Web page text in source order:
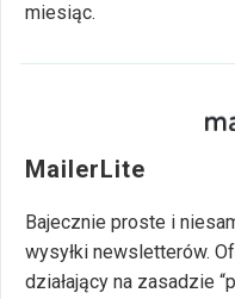
miesiąc.
MailerLite
Bajecznie proste i
wysyłki newsletterów.
działający na zasadzie